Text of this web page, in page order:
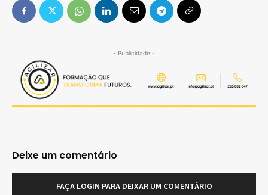
- Publicidade -
Deixe um comentário
FAÇA LOGIN PARA DEIXAR UM COMENTÁRIO